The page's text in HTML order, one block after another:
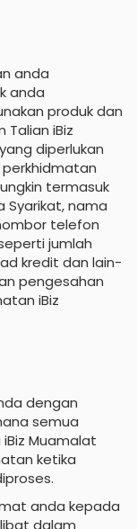
anda
anda
produk dan
iBiz
diperlukan
termasuk
nama
telefon
jumlah
kredit dan lain-
pengesahan
iBiz
dengan
semua
Muamalat
ketika
anda kepada
dalam